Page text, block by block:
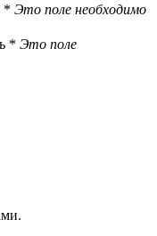
* Это поле необходимо
* Это поле